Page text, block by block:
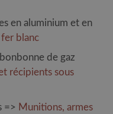
en aluminium et en
blanc
de gaz
récipients sous
=> Munitions, armes